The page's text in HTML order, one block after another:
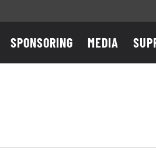
SPONSORING MEDIA